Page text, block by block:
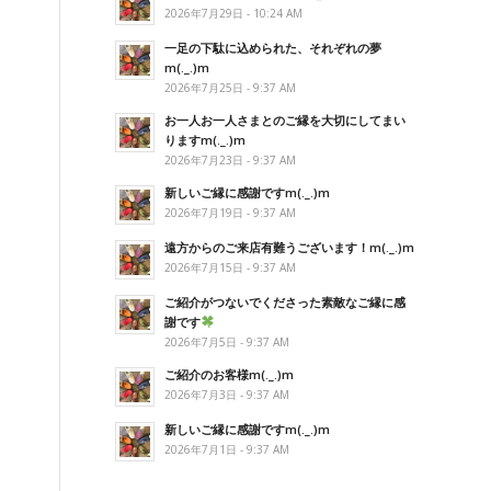
2026年7月29日 - 10:24 AM
一足の下駄に込められた、それぞれの夢
m(._.)m
2026年7月25日 - 9:37 AM
お一人お一人さまとのご縁を大切にしてまい
りますm(._.)m
2026年7月23日 - 9:37 AM
新しいご縁に感謝ですm(._.)m
2026年7月19日 - 9:37 AM
遠方からのご来店有難うございます！m(._.)m
2026年7月15日 - 9:37 AM
ご紹介がつないでくださった素敵なご縁に感
謝です
2026年7月5日 - 9:37 AM
ご紹介のお客様m(._.)m
2026年7月3日 - 9:37 AM
新しいご縁に感謝ですm(._.)m
2026年7月1日 - 9:37 AM